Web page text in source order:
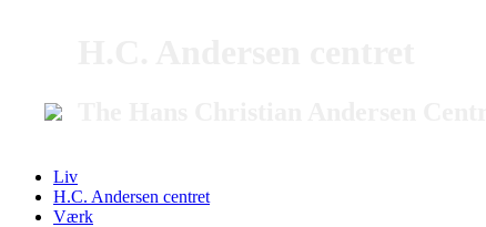
Liv
H.C. Andersen centret
Værk